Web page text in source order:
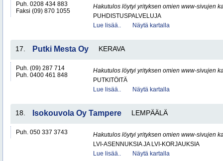
Puh. 0208 434 883
Faksi (09) 870 1055
Hakutulos löytyi yrityksen omien www-sivujen
PUHDISTUSPALVELUJA
Lue lisää..
Näytä kartalla
17. Putki Mesta Oy KERAVA
Puh. (09) 287 714
Puh. 0400 461 848
Hakutulos löytyi yrityksen omien www-sivujen
PUTKITÖITÄ
Lue lisää..
Näytä kartalla
18. Isokouvola Oy Tampere LEMPÄÄLÄ
Puh. 050 337 3743
Hakutulos löytyi yrityksen omien www-sivujen
LVI-ASENNUKSIA JA LVI-KORJAUKSIA
Lue lisää..
Näytä kartalla